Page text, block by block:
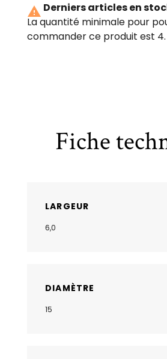
 Derniers articles en
La quantité minimale pour
commander ce produit est 4.
Fiche
LARGEUR
6,0
DIAMÈTRE
15